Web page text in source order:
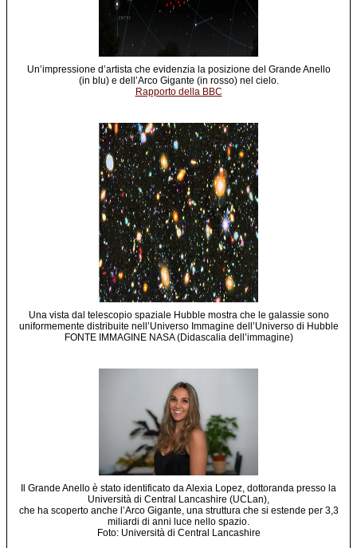
Un’impressione d’artista che evidenzia la posizione del Grande Anello
(in blu) e dell’Arco Gigante (in rosso) nel cielo.
Rapporto della BBC
Una vista dal telescopio spaziale Hubble mostra che le galassie sono
uniformemente distribuite nell’Universo Immagine dell’Universo di Hubble
FONTE IMMAGINE NASA (Didascalia dell’immagine)
Il Grande Anello è stato identificato da Alexia Lopez, dottoranda presso la
Università di Central Lancashire (UCLan),
che ha scoperto anche l’Arco Gigante, una struttura che si estende per 3,3
miliardi di anni luce nello spazio.
Foto: Università di Central Lancashire